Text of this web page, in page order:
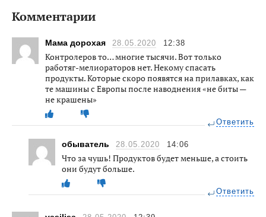
Комментарии
Мама дорохая 28.05.2020 12:38
Контролеров то… многие тысячи. Вот только
работяг-мелиораторов нет. Некому спасать
продукты. Которые скоро появятся на прилавках, как
те машины с Европы после наводнения «не биты —
не крашены»
Ответить
обыватель 28.05.2020 14:06
Что за чушь! Продуктов будет меньше, а стоить
они будут больше.
Ответить